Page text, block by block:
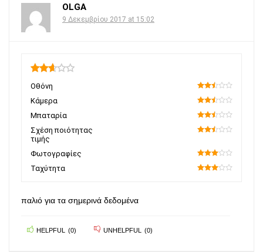
OLGA
9 Δεκεμβρίου 2017 at 15:02
2.65
Οθόνη
50
Κάμερα
50
Μπαταρία
50
Σχέση ποιότητας
τιμής
Φωτογραφίες
60
Ταχύτητα
παλιό για τα σημερινά δεδομένα
HELPFUL (0) UNHELPFUL (0)